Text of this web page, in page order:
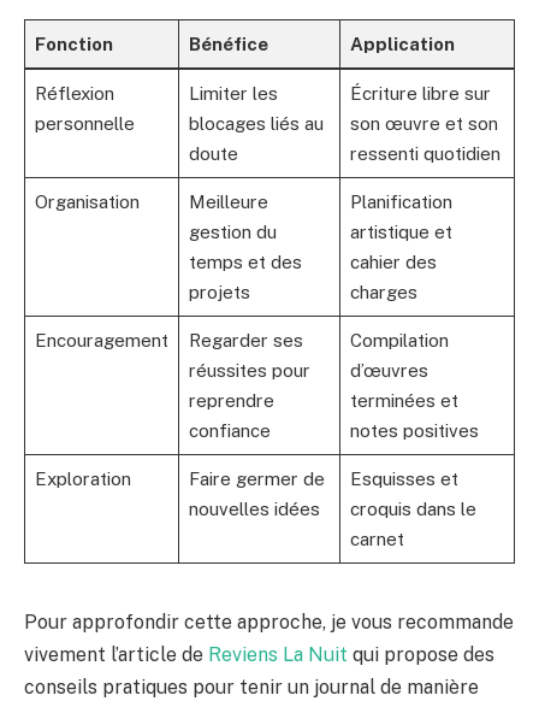
Fonction Bénéfice Application
Réflexion
personnelle
Limiter les
blocages liés au
doute
Écriture libre sur
son œuvre et son
ressenti quotidien
Organisation
Meilleure
gestion du
temps et des
projets
Planification
artistique et
cahier des
charges
Encouragement
Regarder ses
réussites pour
reprendre
confiance
Compilation
d’œuvres
terminées et
notes positives
Exploration
Faire germer de
nouvelles idées
Esquisses et
croquis dans le
carnet
Pour approfondir cette approche, je vous recommande
vivement l’article de Reviens La Nuit qui propose des
conseils pratiques pour tenir un journal de manière